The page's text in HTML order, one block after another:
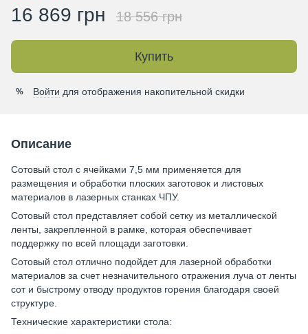
16 869 грн 18 556 грн
Купить
% Войти для отображения накопительной скидки
Описание
Сотовый стол с ячейками 7,5 мм применяется для
размещения и обработки плоских заготовок и листовых
материалов в лазерных станках ЧПУ.
Сотовый стол представляет собой сетку из металлической
ленты, закрепленной в рамке, которая обеспечивает
поддержку по всей площади заготовки.
Сотовый стол отлично подойдет для лазерной обработки
материалов за счет незначительного отражения луча от ленты
сот и быстрому отводу продуктов горения благодаря своей
структуре.
Технические характеристики стола: